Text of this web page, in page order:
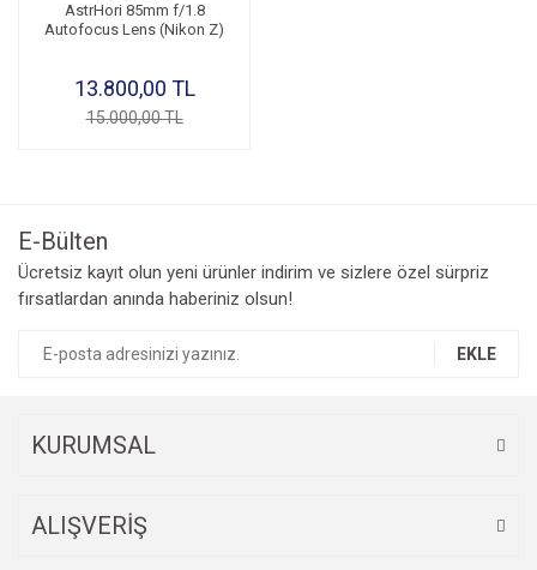
AstrHori 85mm f/1.8
Autofocus Lens (Nikon Z)
13.800,00 TL
15.000,00 TL
E-Bülten
Ücretsiz kayıt olun yeni ürünler indirim ve sizlere özel sürpriz
fırsatlardan anında haberiniz olsun!
EKLE
KURUMSAL
ALIŞVERİŞ